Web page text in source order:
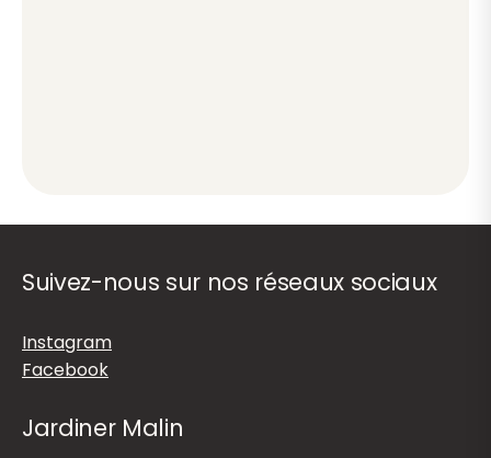
Suivez-nous sur nos réseaux sociaux
Instagram
Facebook
Jardiner Malin